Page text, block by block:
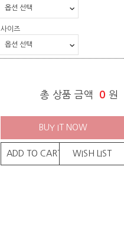
사이즈
총 상품 금액 0 원
BUY IT NOW
ADD TO CART WISH LIST